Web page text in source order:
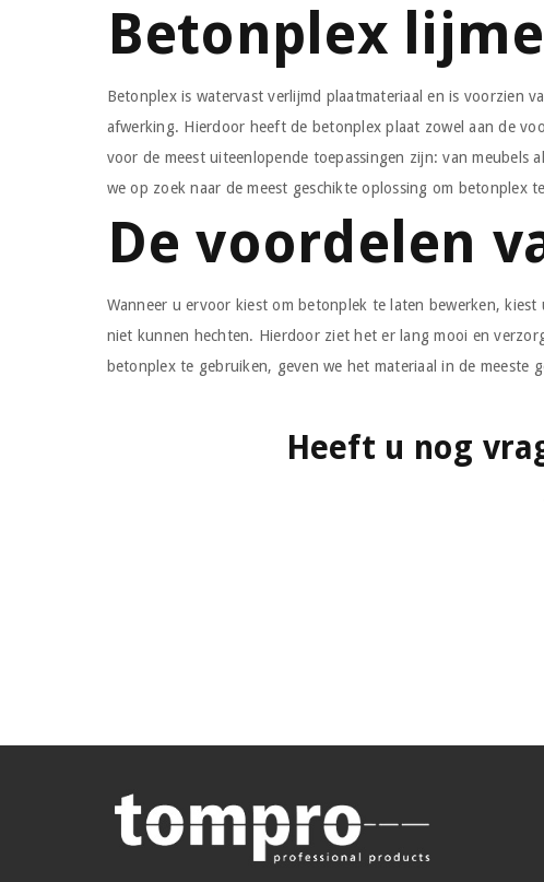
Betonplex
Betonplex is watervast verlijmd plaatmateriaal en is voorzien
afwerking. Hierdoor heeft de betonplex plaat zowel aan de
voor de meest uiteenlopende toepassingen zijn: van meubels
we op zoek naar de meest geschikte oplossing om betonplex
De voordelen
Wanneer u ervoor kiest om betonplek te laten bewerken,
niet kunnen hechten. Hierdoor ziet het er lang mooi en
betonplex te gebruiken, geven we het materiaal in de meeste
Heeft u nog